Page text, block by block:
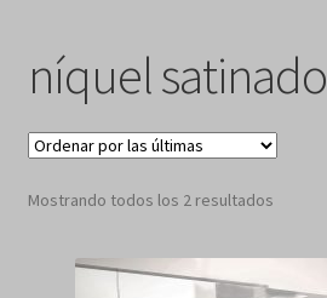
Política de Privacidad
Términos y Condiciones
níquel satinado
Mostrando todos los 2 resultadosSorted